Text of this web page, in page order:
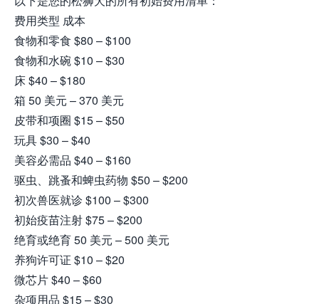
费用类型 成本
食物和零食 $80 – $100
食物和水碗 $10 – $30
床 $40 – $180
箱 50 美元 – 370 美元
皮带和项圈 $15 – $50
玩具 $30 – $40
美容必需品 $40 – $160
驱虫、跳蚤和蜱虫药物 $50 – $200
初次兽医就诊 $100 – $300
初始疫苗注射 $75 – $200
绝育或绝育 50 美元 – 500 美元
养狗许可证 $10 – $20
微芯片 $40 – $60
杂项用品 $15 – $30